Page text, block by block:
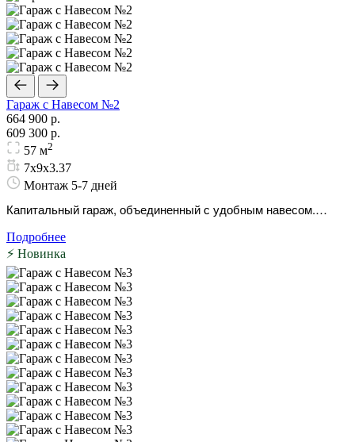
Гараж с Навесом №2
664 900 р.
609 300 р.
57 м2
7х9х3.37
Монтаж 5-7 дней
Капитальный гараж, объединенный с удобным навесом.
любопытных взглядов.
Подробнее
⚡ Новинка